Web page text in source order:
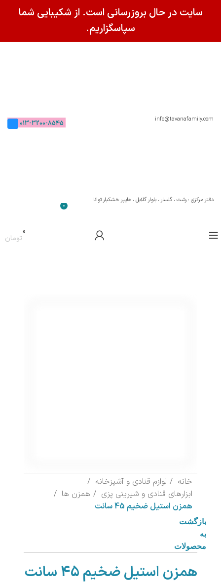
info@tavanafamily.com
دفتر مرکزی : رشت ، گلسار ، بلوار گلایل ، هایپر خشکبار توانا
013-3200-8545
0
0
تومان
خانه
لوازم قنادی و آشپزخانه
ابزارهای قنادی و شیرینی پزی
همزن ها
همزن استیل ضخیم 45 سانت
بازگشت
به
محصولات
همزن استیل ضخیم 45 سانت
سایت در حال بروزرسانی است. از شکیبایی شما
سپاسگزاریم.